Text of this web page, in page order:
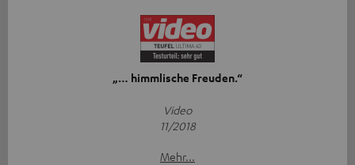
„… himmlische Freuden.“
Video
11/2018
Mehr...